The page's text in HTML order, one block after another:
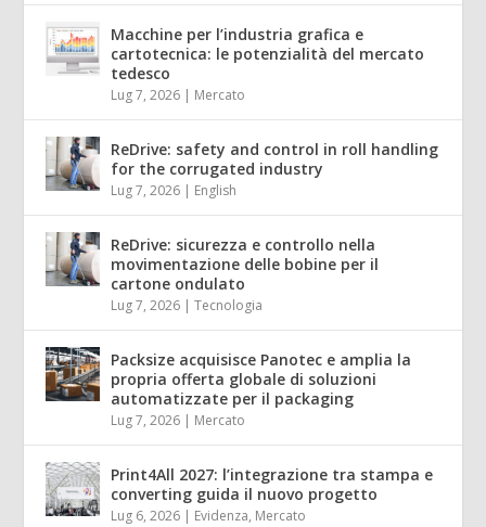
Macchine per l’industria grafica e
cartotecnica: le potenzialità del mercato
tedesco
Lug 7, 2026 | Mercato
ReDrive: safety and control in roll handling
for the corrugated industry
Lug 7, 2026 | English
ReDrive: sicurezza e controllo nella
movimentazione delle bobine per il
cartone ondulato
Lug 7, 2026 |Tecnologia
Packsize acquisisce Panotec e amplia la
propria offerta globale di soluzioni
automatizzate per il packaging
Lug 7, 2026 | Mercato
Print4All 2027: l’integrazione tra stampa e
converting guida il nuovo progetto
Lug 6, 2026 | Evidenza, Mercato